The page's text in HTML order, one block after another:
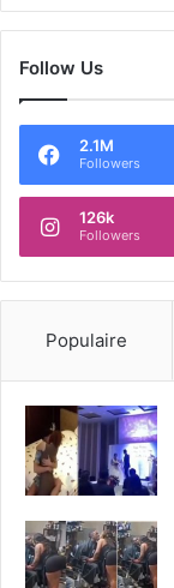
Follow Us
2.1M
Followers
126k
Followers
Populaire